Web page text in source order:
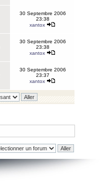
30 Septembre 2006
23:38
xantox
30 Septembre 2006
23:38
xantox
30 Septembre 2006
23:37
xantox